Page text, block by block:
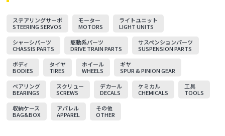
ステアリングサーボ
STEERING SERVOS
モーター
MOTORS
ライトユニット
LIGHT UNITS
シャーシパーツ
CHASSIS PARTS
駆動系パーツ
DRIVE TRAIN PARTS
サスペンションパーツ
SUSPENSION PARTS
ボディ
BODIES
タイヤ
TIRES
ホイール
WHEELS
ギヤ
SPUR & PINION GEAR
ベアリング
BEARINGS
スクリュー
SCREWS
デカール
DECALS
ケミカル
CHEMICALS
工具
TOOLS
収納ケース
BAG&BOX
アパレル
APPAREL
その他
OTHER